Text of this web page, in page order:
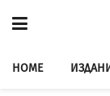
HOME